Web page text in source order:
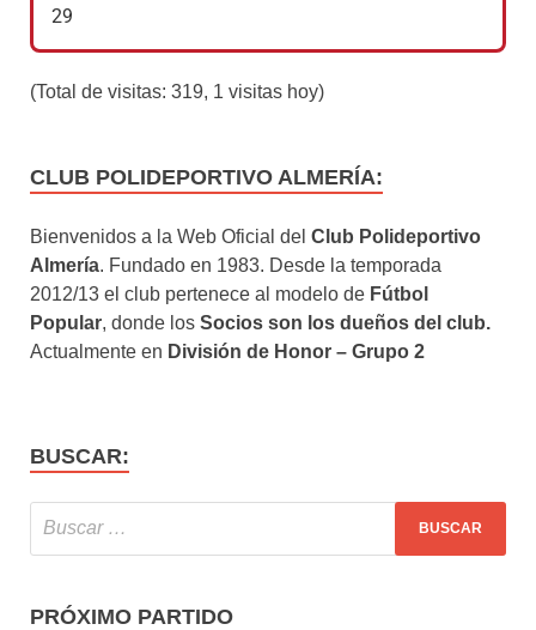
29
(Total de visitas: 319, 1 visitas hoy)
CLUB POLIDEPORTIVO ALMERÍA:
Bienvenidos a la Web Oficial del Club Polideportivo
Almería. Fundado en 1983. Desde la temporada
2012/13 el club pertenece al modelo de Fútbol
Popular, donde los Socios son los dueños del club.
Actualmente en División de Honor – Grupo 2
BUSCAR:
PRÓXIMO PARTIDO